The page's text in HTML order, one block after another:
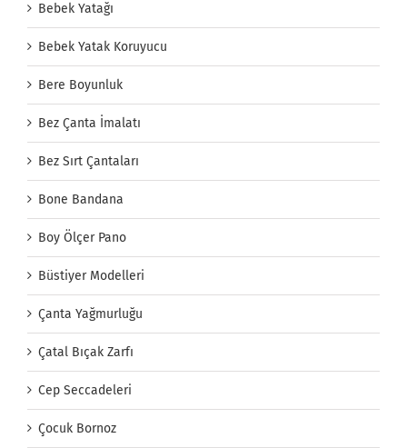
Bebek Yatağı
Bebek Yatak Koruyucu
Bere Boyunluk
Bez Çanta İmalatı
Bez Sırt Çantaları
Bone Bandana
Boy Ölçer Pano
Büstiyer Modelleri
Çanta Yağmurluğu
Çatal Bıçak Zarfı
Cep Seccadeleri
Çocuk Bornoz